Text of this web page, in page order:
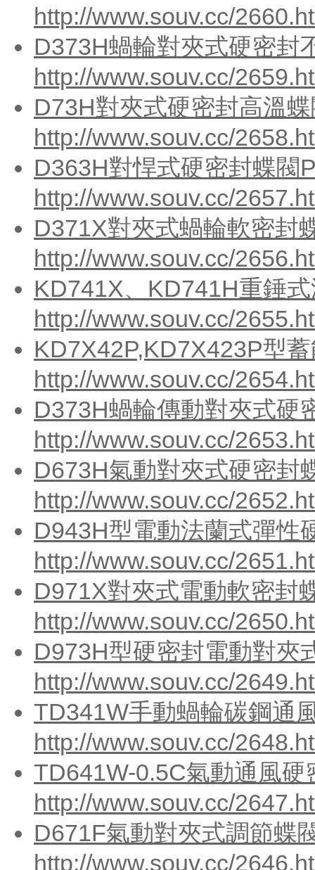
http://www.souv.cc/
D373H蝸輪對夾式硬密封
http://www.souv.cc/
D73H對夾式硬密封高溫
http://www.souv.cc/
D363H對悍式硬密封蝶閥
http://www.souv.cc/
D371X對夾式蝸輪軟密封
http://www.souv.cc/
KD741X、KD741H重錘
http://www.souv.cc/
KD7X42P,KD7X423P型
http://www.souv.cc/
D373H蝸輪傳動對夾式硬
http://www.souv.cc/
D673H氣動對夾式硬密封
http://www.souv.cc/
D943H型電動法蘭式彈性
http://www.souv.cc/
D971X對夾式電動軟密封
http://www.souv.cc/
D973H型硬密封電動對夾
http://www.souv.cc/
TD341W手動蝸輪碳鋼通
http://www.souv.cc/
TD641W-0.5C氣動通風硬
http://www.souv.cc/
D671F氣動對夾式調節蝶
http://www.souv.cc/